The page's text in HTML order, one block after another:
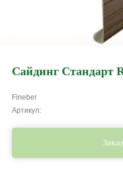
Сайдинг Стандарт
Fineber
Артикул: